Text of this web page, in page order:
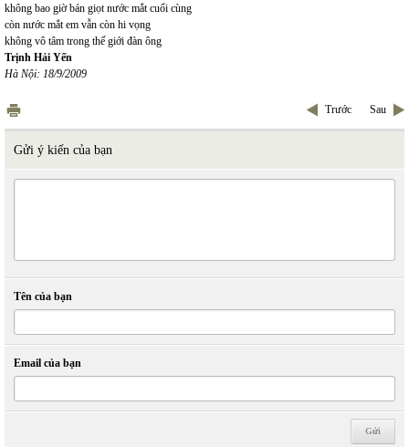
không bao giờ bán giọt nước mắt cuối cùng
còn nước mắt em vẫn còn hi vọng
không vô tâm trong thế giới đàn ông
Trịnh Hải Yến
Hà Nội: 18/9/2009
Trước Sau
Gửi ý kiến của bạn
Tên của bạn
Email của bạn